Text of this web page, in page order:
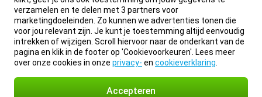
verzamelen en te delen met 3 partners voor
marketingdoeleinden. Zo kunnen we advertenties tonen die
voor jou relevant zijn. Je kunt je toestemming altijd eenvoudig
intrekken of wijzigen. Scroll hiervoor naar de onderkant van de
pagina en klik in de footer op 'Cookievoorkeuren'. Lees meer
over onze cookies in onze privacy- en cookieverklaring
Accepteren